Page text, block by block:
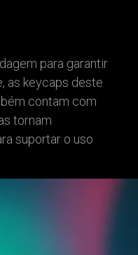
para garantir
as keycaps deste
contam com
tornam
suportar o uso